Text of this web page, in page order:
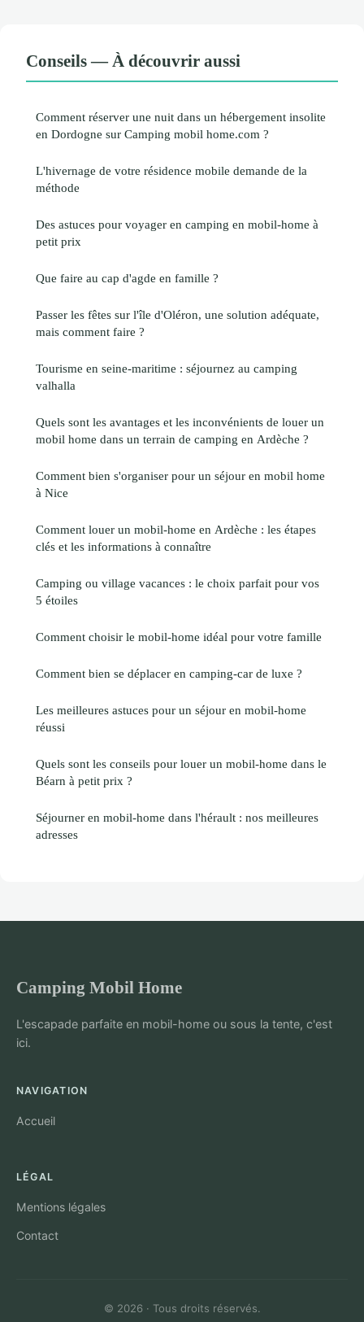
Conseils — À découvrir aussi
Comment réserver une nuit dans un hébergement insolite
en Dordogne sur Camping mobil home.com ?
L'hivernage de votre résidence mobile demande de la
méthode
Des astuces pour voyager en camping en mobil-home à
petit prix
Que faire au cap d'agde en famille ?
Passer les fêtes sur l'île d'Oléron, une solution adéquate,
mais comment faire ?
Tourisme en seine-maritime : séjournez au camping
valhalla
Quels sont les avantages et les inconvénients de louer un
mobil home dans un terrain de camping en Ardèche ?
Comment bien s'organiser pour un séjour en mobil home
à Nice
Comment louer un mobil-home en Ardèche : les étapes
clés et les informations à connaître
Camping ou village vacances : le choix parfait pour vos
5 étoiles
Comment choisir le mobil-home idéal pour votre famille
Comment bien se déplacer en camping-car de luxe ?
Les meilleures astuces pour un séjour en mobil-home
réussi
Quels sont les conseils pour louer un mobil-home dans le
Béarn à petit prix ?
Séjourner en mobil-home dans l'hérault : nos meilleures
adresses
Camping Mobil Home
L'escapade parfaite en mobil-home ou sous la tente, c'est
ici.
NAVIGATION
Accueil
LÉGAL
Mentions légales
Contact
© 2026 · Tous droits réservés.